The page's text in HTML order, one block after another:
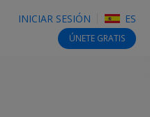
INICIAR SESIÓN ES
ÚNETE GRATIS
SEARCH DEALS